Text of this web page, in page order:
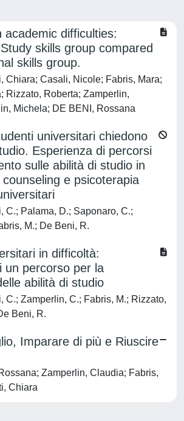
academic difficulties:
skills group compared
skills group.
Chiara; Casali, Nicole; Fabris, Mara;
Rizzato, Roberta; Zamperlin,
Michela; DE BENI, Rossana
universitari chiedono
Esperienza di percorsi
sulle abilità di studio in
e psicoterapia
C.; Palama, D.; Saponaro, C.;
M.; De Beni, R.
in difficoltà:
un percorso per la
abilità di studio
C.; Zamperlin, C.; Fabris, M.; Rizzato,
Beni, R.
Imparare di più e Riuscire
Zamperlin, Claudia; Fabris,
Chiara